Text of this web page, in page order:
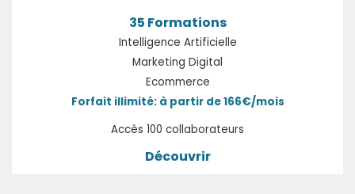
35 Formations
Intelligence Artificielle
Marketing Digital
Ecommerce
Forfait illimité: à partir de 166€/mois
Accès 100 collaborateurs
Découvrir